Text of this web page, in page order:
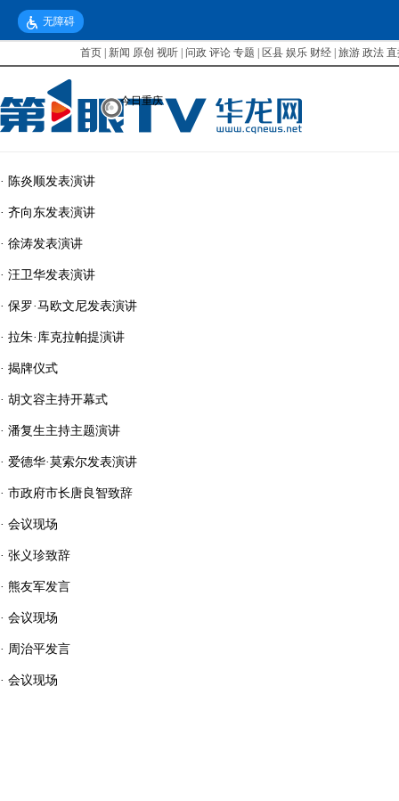
无障碍
首页 新闻 原创 视听 问政 评论 专题 区县 娱乐 财经 |旅游 政法
今日重庆
· 陈炎顺发表演讲
· 齐向东发表演讲
· 徐涛发表演讲
· 汪卫华发表演讲
· 保罗·马欧文尼发表演讲
· 拉朱·库克拉帕提演讲
· 揭牌仪式
· 胡文容主持开幕式
· 潘复生主持主题演讲
· 爱德华·莫索尔发表演讲
· 市政府市长唐良智致辞
· 会议现场
· 张义珍致辞
· 熊友军发言
· 会议现场
· 周治平发言
· 会议现场